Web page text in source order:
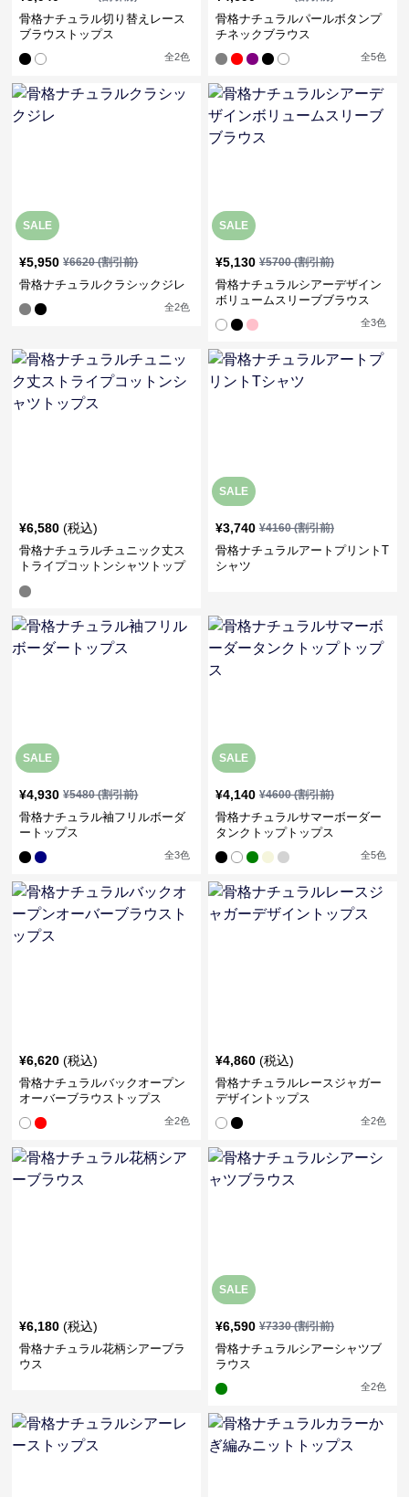
骨格ナチュラル切り替えレース
ブラウストップス
全2色
骨格ナチュラルパールボタンプ
チネックブラウス
全5色
SALE
¥5,950 ¥6620(割引前)
骨格ナチュラルクラシックジレ
全2色
SALE
¥5,130 ¥5700(割引前)
骨格ナチュラルシアーデザイン
ボリュームスリーブブラウス
全3色
¥6,580 (税込)
骨格ナチュラルチュニック丈ス
トライプコットンシャツトップ
SALE
¥3,740 ¥4160(割引前)
骨格ナチュラルアートプリントT
シャツ
SALE
¥4,930 ¥5480(割引前)
骨格ナチュラル袖フリルボーダ
ートップス
全3色
SALE
¥4,140 ¥4600(割引前)
骨格ナチュラルサマーボーダー
タンクトップトップス
全5色
¥6,620 (税込)
骨格ナチュラルバックオープン
オーバーブラウストップス
全2色
¥4,860 (税込)
骨格ナチュラルレースジャガー
デザイントップス
全2色
¥6,180 (税込)
骨格ナチュラル花柄シアーブラ
ウス
SALE
¥6,590 ¥7330(割引前)
骨格ナチュラルシアーシャツブ
ラウス
全2色